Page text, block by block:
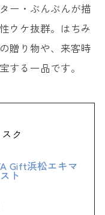
ー・ぶんぶんが描
ウケ抜群。はちみ
贈り物や、来客時
する一品です。
ク
Gift浜松エキマ
ト